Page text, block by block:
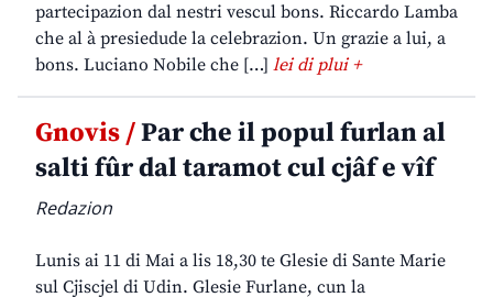
partecipazion dal nestri vescul bons. Riccardo Lamba
che al à presiedude la celebrazion. Un grazie a lui, a
bons. Luciano Nobile che […] lei di plui +
Gnovis /Par che il popul furlan al
salti fûr dal taramot cul cjâf e vîf
Redazion
Lunis ai 11 di Mai a lis 18,30 te Glesie di Sante Marie
sul Cjiscjel di Udin. Glesie Furlane, cun la